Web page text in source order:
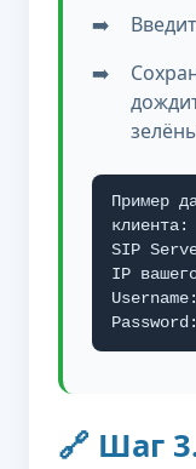
Пример
клиента:
SIP
IP
🔗 Шаг